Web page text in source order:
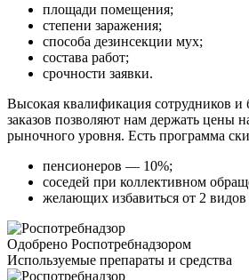
площади помещения;
степени заражения;
способа дезинсекции мух;
состава работ;
срочности заявки.
Высокая квалификация сотрудников
заказов позволяют нам держать цены
рыночного уровня. Есть программа
пенсионеров — 10%;
соседей при коллективном
желающих избавиться от 2
Одобрено Роспотребнадзором
Используемые препараты и средства